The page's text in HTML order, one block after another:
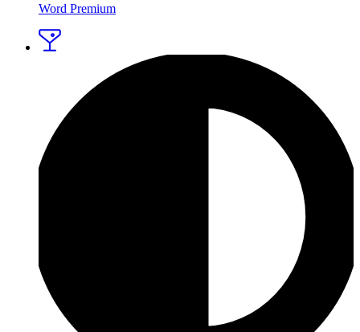
Word Premium